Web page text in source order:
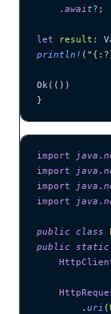
    .
await? ;
let result :
println! ( "
Ok(())
}
import java .
import java .
import java .
import java .
public class
public static
        .
uri (